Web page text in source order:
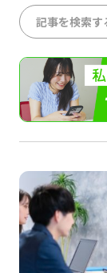
インタ
インタツア
社会人
社会人にな
学生就
企業・